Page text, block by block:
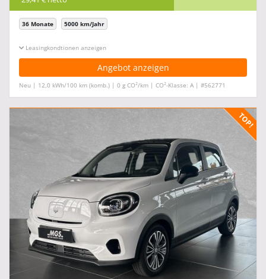
36 Monate 5000 km/Jahr
Leasingkonditionen ein-/ausblenden
Angebot anzeigen
Neu | 12,0 kWh/100 km (komb.) | 0 g CO2/km | CO2-Klasse: A | #562771